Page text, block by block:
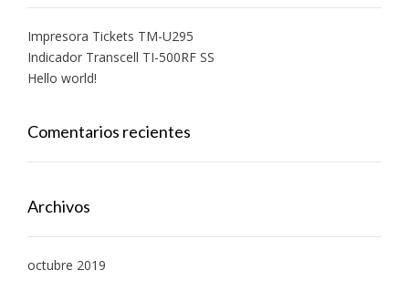
Impresora Tickets TM-U295
Indicador Transcell TI-500RF SS
Hello world!
Comentarios recientes
Archivos
octubre 2019